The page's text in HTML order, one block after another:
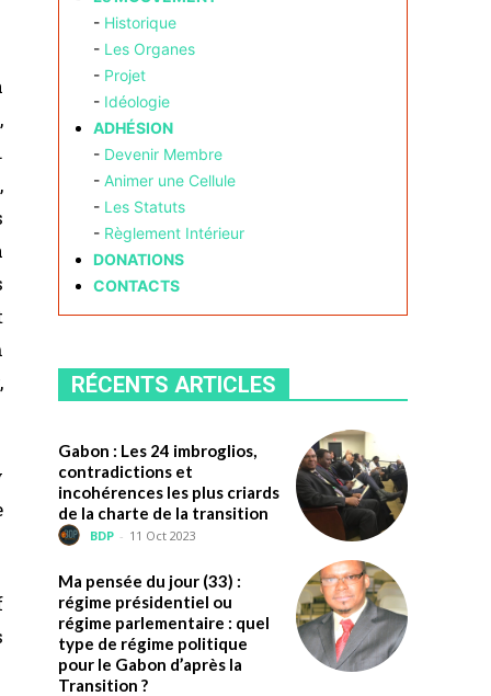
- Historique
- Les Organes
- Projet
- Idéologie
ADHÉSION
- Devenir Membre
- Animer une Cellule
- Les Statuts
- Règlement Intérieur
DONATIONS
CONTACTS
RÉCENTS ARTICLES
Gabon : Les 24 imbroglios,
contradictions et
incohérences les plus criards
de la charte de la transition
BDP - 11 Oct 2023
Ma pensée du jour (33) :
régime présidentiel ou
régime parlementaire : quel
type de régime politique
pour le Gabon d’après la
Transition ?